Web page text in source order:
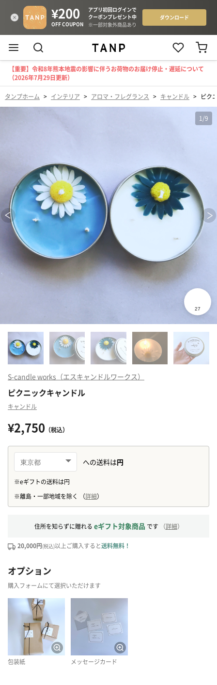
【重要】令和8年熊本地震の影響に伴うお荷物のお届け停止・遅延について
（2026年7月29日更新）
タンプホーム > インテリア > アロマ・フレグランス > キャンドル > ピク
1 /9
S-candle works（エスキャンドルワークス）
ピクニックキャンドル
キャンドル
¥2,750 （税込）
住所を知らずに贈れる eギフト対象商品 です （詳細）
20,000円(税込)以上ご購入すると送料無料！
オプション
購入フォームにて選択いただけます
包装紙 メッセージカード